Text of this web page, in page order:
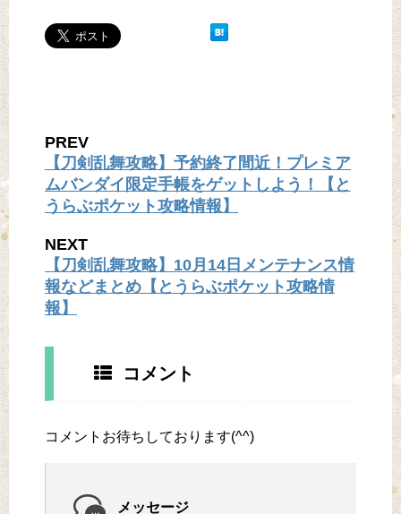
PREV
【刀剣乱舞攻略】予約終了間近！プレミア
ムバンダイ限定手帳をゲットしよう！【と
うらぶポケット攻略情報】
NEXT
【刀剣乱舞攻略】10月14日メンテナンス情
報などまとめ【とうらぶポケット攻略情
報】
コメント
コメントお待ちしております(^^)
メッセージ